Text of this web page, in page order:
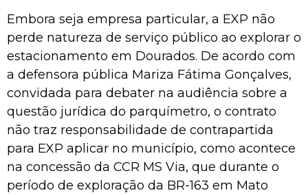
Embora seja empresa particular, a EXP não
perde natureza de serviço público ao explorar o
estacionamento em Dourados. De acordo com
a defensora pública Mariza Fátima Gonçalves,
convidada para debater na audiência sobre a
questão jurídica do parquímetro, o contrato
não traz responsabilidade de contrapartida
para EXP aplicar no município, como acontece
na concessão da CCR MS Via, que durante o
período de exploração da BR-163 em Mato